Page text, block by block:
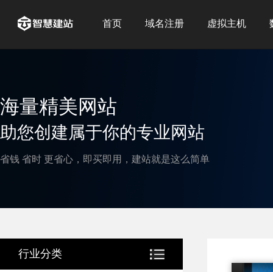
首页 域名注册 虚拟主机
海量精美网站
助您创建属于你的专业网站
省钱 省时 更省心，即买即用，建站就是这么简单
行业分类